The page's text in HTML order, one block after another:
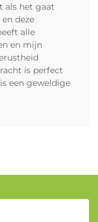
als het gaat
deze
alle
en mijn
is perfect
een geweldige